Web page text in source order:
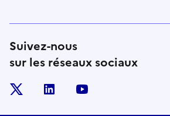
Suivez-nous
sur les réseaux sociaux
linkedin